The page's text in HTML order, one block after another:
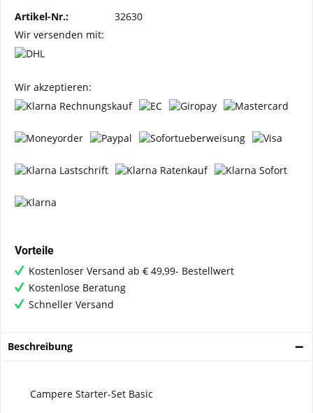
Artikel-Nr.:
32630
Wir versenden mit:
Wir akzeptieren:
Vorteile
Kostenloser Versand ab € 49,99- Bestellwert
Kostenlose Beratung
Schneller Versand
Beschreibung
Campere Starter-Set Basic